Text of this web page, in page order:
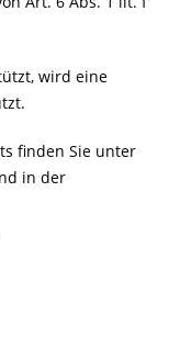
wird eine
finden Sie unter
in der